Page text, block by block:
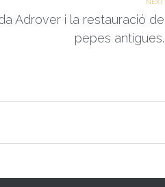
NEXT
Adrover i la restauració de
pepes antigues.